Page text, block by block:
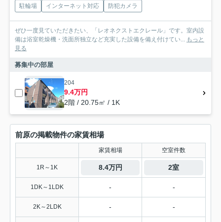
駐輪場 インターネット対応 防犯カメラ
ぜひ一度見ていただきたい、「レオネクストエクレール」です。室内設
備は浴室乾燥機・洗面所独立など充実した設備を備え付けてい... もっと
見る
募集中の部屋
204
9.4万円
2階 / 20.75㎡ / 1K
前原の掲載物件の家賃相場
家賃相場 空室件数
1R～1K 8.4万円 2室
1DK～1LDK - -
2K～2LDK - -